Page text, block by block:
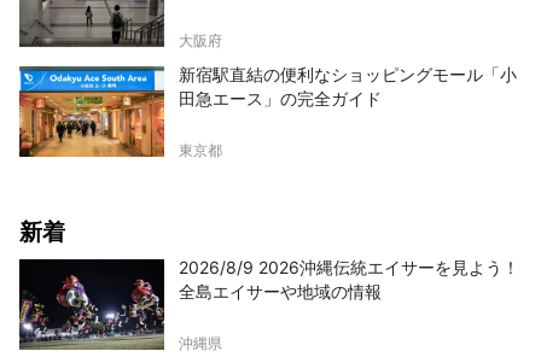
大阪府
新宿駅直結の便利なショッピングモール「小
田急エース」の完全ガイド
東京都
新着
2026/8/9 2026沖縄伝統エイサーを見よう！
全島エイサーや地域の情報
沖縄県